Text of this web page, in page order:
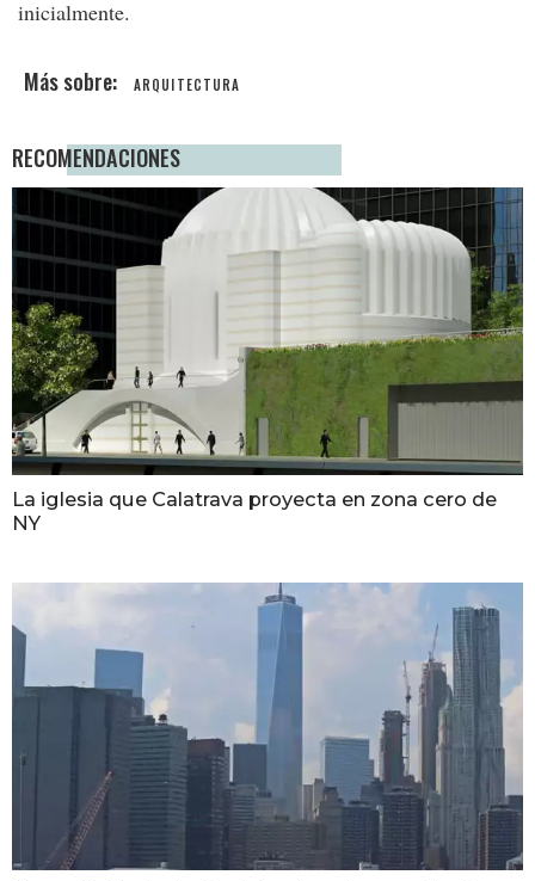
inicialmente.
ARQUITECTURA
RECOMENDACIONES
La iglesia que Calatrava proyecta en zona cero de
NY